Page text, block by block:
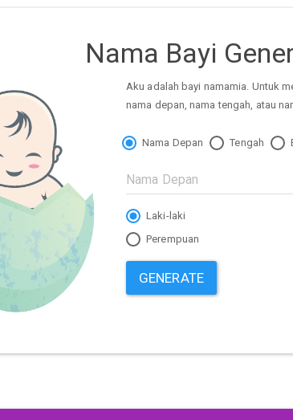
Nama Bayi
Aku adalah bayi namamia. Untuk
nama depan, nama tengah, atau
Nama Depan Tengah
Laki-laki
Perempuan
GENERATE